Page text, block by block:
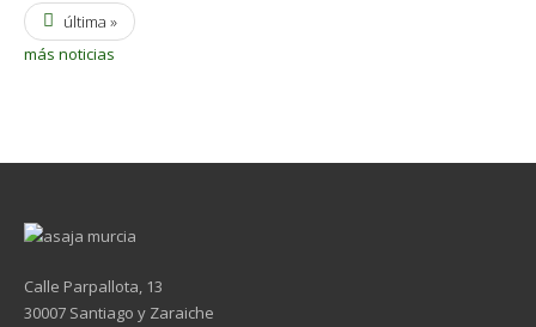
última »
más noticias
Calle Parpallota, 13
30007 Santiago y Zaraiche